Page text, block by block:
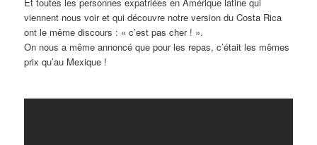
viennent nous voir et qui découvre notre version du Costa Rica
ont le même discours : « c’est pas cher ! ».
On nous a même annoncé que pour les repas, c’était les mêmes
prix qu’au Mexique !